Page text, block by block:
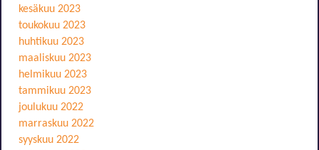
kesäkuu 2023
toukokuu 2023
huhtikuu 2023
maaliskuu 2023
helmikuu 2023
tammikuu 2023
joulukuu 2022
marraskuu 2022
syyskuu 2022